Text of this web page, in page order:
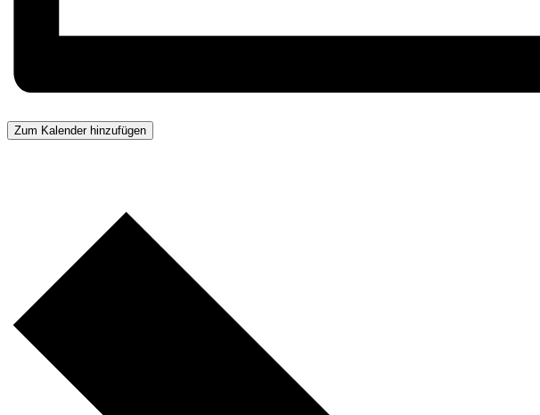
Zum Kalender hinzufügen